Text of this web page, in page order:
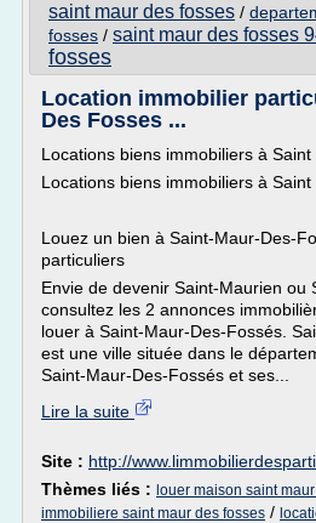
saint maur des fosses /
fosses / saint maur des fosses
fosses
Location immobilier
Des Fosses ...
Locations biens immobiliers à
Locations biens immobiliers à
Louez un bien à Saint-Maur-Des-
particuliers
Envie de devenir Saint-Maurien ou
consultez les 2 annonces
louer à Saint-Maur-Des-Fossés.
est une ville située dans le
Saint-Maur-Des-Fossés et ses...
Lire la suite
Site : http://
Thèmes liés : louer maison saint
immobiliere saint maur des fosses /